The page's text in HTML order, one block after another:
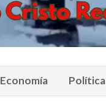
Economía Política